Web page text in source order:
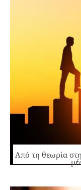
Από τη θεωρία